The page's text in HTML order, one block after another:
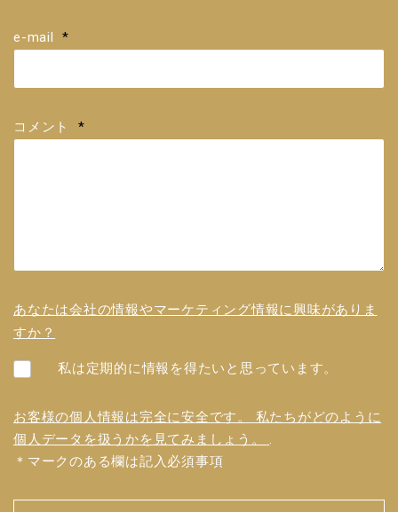
e-mail *
コメント *
あなたは会社の情報やマーケティング情報に興味がありま
すか？
私は定期的に情報を得たいと思っています。
お客様の個人情報は完全に安全です。 私たちがどのように
個人データを扱うかを見てみましょう。 .
＊マークのある欄は記入必須事項